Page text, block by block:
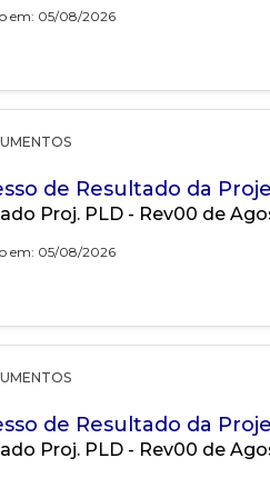
em: 05/08/2026
de Resultado da
Proj. PLD - Rev00 de
em: 05/08/2026
de Resultado da
Proj. PLD - Rev00 de